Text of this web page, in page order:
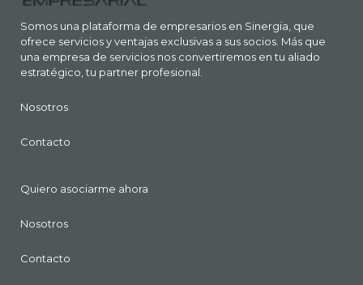
Somos una plataforma de empresarios en Sinergia, que
ofrece servicios y ventajas exclusivas a sus socios. Más que
una empresa de servicios nos convertiremos en tu aliado
estratégico, tu partner profesional.
Nosotros
Contacto
Quiero asociarme ahora
Nosotros
Contacto